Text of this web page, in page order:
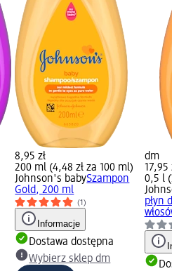
8,95 zł
200 ml (4,48 zł za 100 ml)
Johnson's babySzampon
Gold, 200 ml
(1)
Informacje
Dostawa dostępna
Wybierz sklep dm
dm
17,95 zł
0,5 l
płyn do
włosów